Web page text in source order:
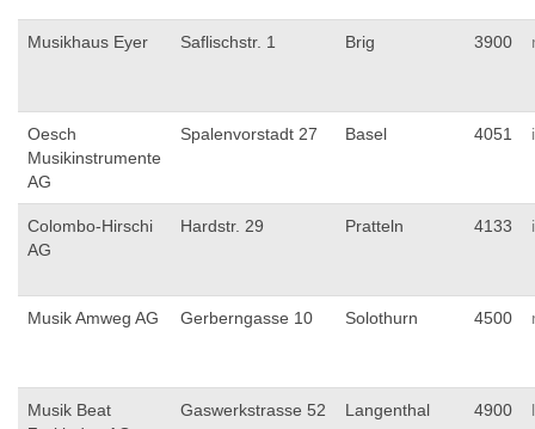
Musikhaus Eyer Saflischstr. 1 Brig 3900
Oesch
Musikinstrumente
AG
Spalenvorstadt 27 Basel 4051
Colombo-Hirschi
AG
Hardstr. 29 Pratteln 4133
Musik Amweg AG Gerberngasse 10 Solothurn 4500
Musik Beat
Gaswerkstrasse 52 Langenthal 4900